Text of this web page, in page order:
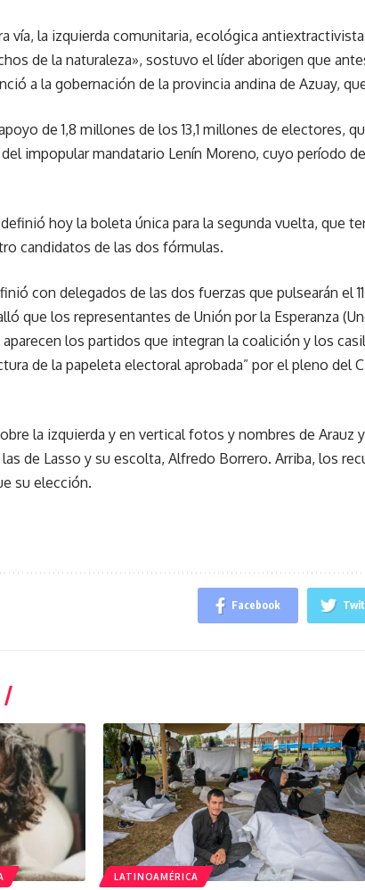
vía, la izquierda comunitaria, ecológica
de la naturaleza», sostuvo el líder aborigen que
a la gobernación de la provincia andina de Azuay,
de 1,8 millones de los 13,1 millones de electores,
impopular mandatario Lenín Moreno, cuyo período
hoy la boleta única para la segunda vuelta, que
candidatos de las dos fórmulas.
con delegados de las dos fuerzas que pulsearán el
que los representantes de Unión por la Esperanza
los partidos que integran la coalición y los
de la papeleta electoral aprobada” por el pleno del
la izquierda y en vertical fotos y nombres de Arauz
de Lasso y su escolta, Alfredo Borrero. Arriba, los
su elección.
Facebook
LATINOAMÉRICA